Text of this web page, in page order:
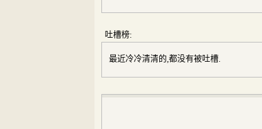
吐槽榜:
最近冷冷清清的,都没有被吐槽.